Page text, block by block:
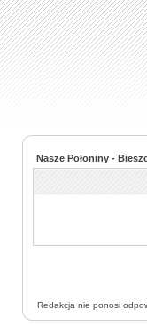
Nasze Połoniny -
Redakcja nie ponosi